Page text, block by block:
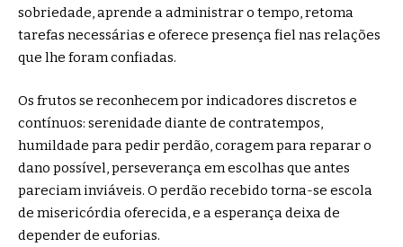
sobriedade, aprende a administrar o tempo, retoma
tarefas necessárias e oferece presença fiel nas relações
que lhe foram confiadas.
Os frutos se reconhecem por indicadores discretos e
contínuos: serenidade diante de contratempos,
humildade para pedir perdão, coragem para reparar o
dano possível, perseverança em escolhas que antes
pareciam inviáveis. O perdão recebido torna-se escola
de misericórdia oferecida, e a esperança deixa de
depender de euforias.